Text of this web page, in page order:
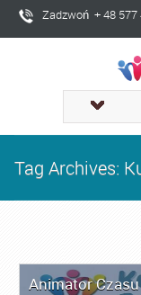
Zadzwoń + 48 577
Tag Archives:
Animator